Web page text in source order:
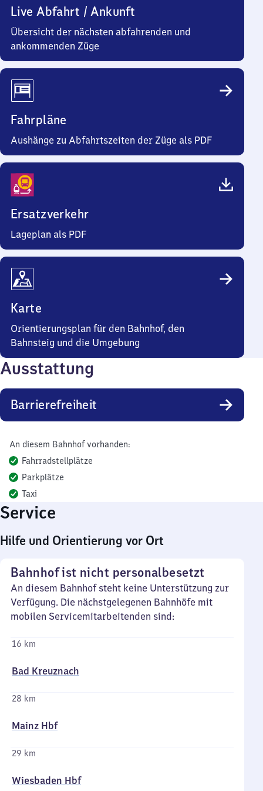
Live Abfahrt / Ankunft
Übersicht der nächsten abfahrenden und
ankommenden Züge
Fahrpläne
Aushänge zu Abfahrtszeiten der Züge als PDF
Ersatzverkehr
Lageplan als PDF
Karte
Orientierungsplan für den Bahnhof, den
Bahnsteig und die Umgebung
Ausstattung
Barrierefreiheit
An diesem Bahnhof vorhanden:
Fahrradstellplätze
Parkplätze
Taxi
Service
Hilfe und Orientierung vor Ort
Bahnhof ist nicht personalbesetzt
An diesem Bahnhof steht keine Unterstützung zur
Verfügung. Die nächstgelegenen Bahnhöfe mit
mobilen Servicemitarbeitenden sind:
16 km
Bad Kreuznach
28 km
Mainz Hbf
29 km
Wiesbaden Hbf